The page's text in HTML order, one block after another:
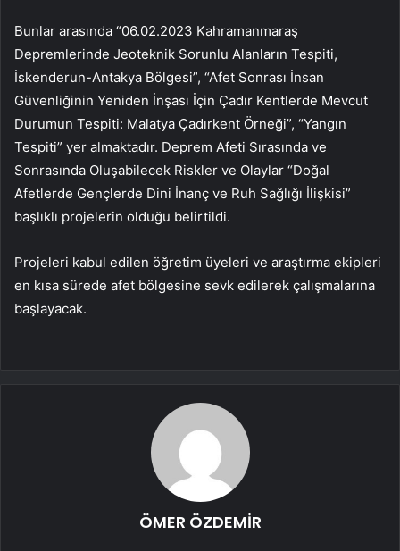
Bunlar arasında “06.02.2023 Kahramanmaraş
Depremlerinde Jeoteknik Sorunlu Alanların Tespiti,
İskenderun-Antakya Bölgesi”, “Afet Sonrası İnsan
Güvenliğinin Yeniden İnşası İçin Çadır Kentlerde Mevcut
Durumun Tespiti: Malatya Çadırkent Örneği”, “Yangın
Tespiti” yer almaktadır. Deprem Afeti Sırasında ve
Sonrasında Oluşabilecek Riskler ve Olaylar “Doğal
Afetlerde Gençlerde Dini İnanç ve Ruh Sağlığı İlişkisi”
başlıklı projelerin olduğu belirtildi.
Projeleri kabul edilen öğretim üyeleri ve araştırma ekipleri
en kısa sürede afet bölgesine sevk edilerek çalışmalarına
başlayacak.
ÖMER ÖZDEMİR